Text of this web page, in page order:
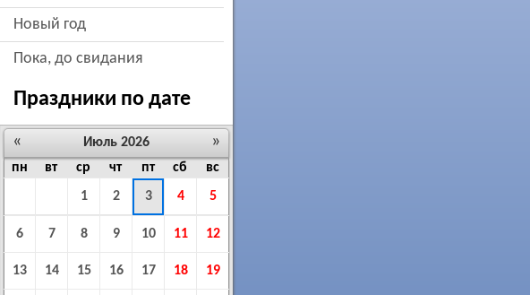
новый год
пока, до свидания
Праздники по дате
« »
Июль 2026
пн
вт ср чт пт сб
вс
1
2 3 4 5
6 7 8 9 10 11 12
13 14 15 16 17 18 19